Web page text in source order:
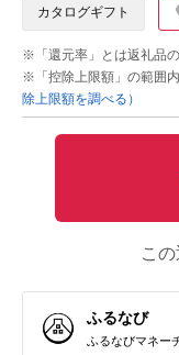
カタログギフト
※「還元率」とは返礼品
※「控除上限額」の範囲
除上限額を調べる）
こ
ふるなび
ふるなびマネー